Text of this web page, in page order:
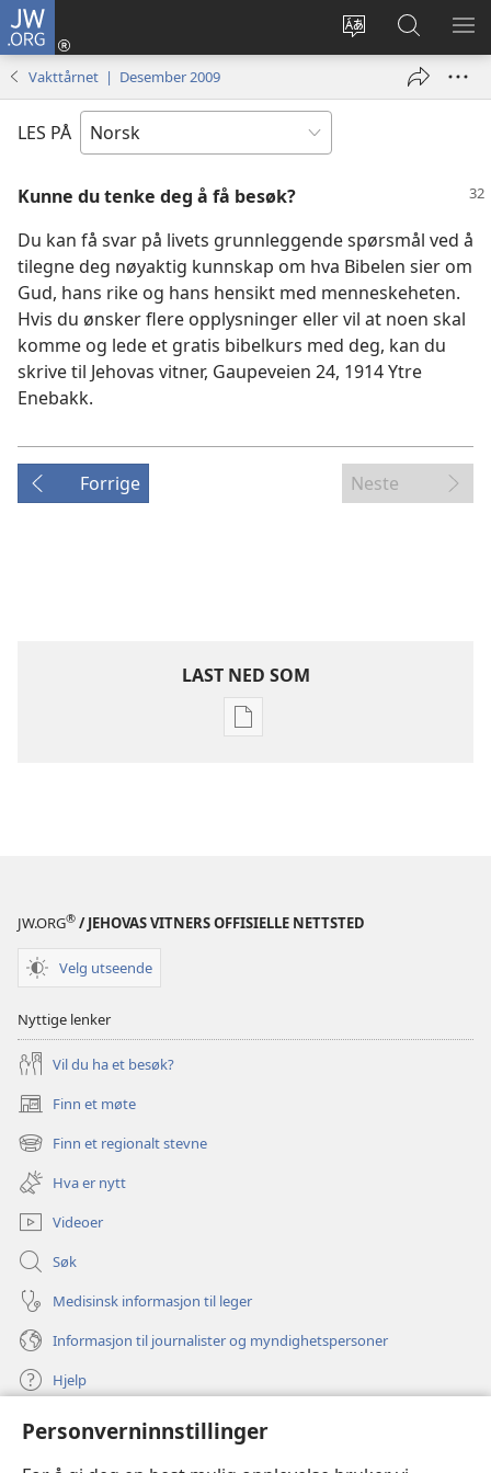
Personverninnstillinger
JW.ORG
Endre
Logg
inn
vindu)
Søk
på
JW.ORG
VIS
Vakttårnet | Desember 2009
LES PÅ
Kunne du tenke deg å få besøk?
Du kan få svar på livets grunnleggende spørsmål ved å
tilegne deg nøyaktig kunnskap om hva Bibelen sier om
Gud, hans rike og hans hensikt med menneskeheten.
Hvis du ønsker flere opplysninger eller vil at noen skal
komme og lede et gratis bibelkurs med deg, kan du
skrive til Jehovas vitner, Gaupeveien 24, 1914 Ytre
Enebakk.
Forrige Neste
LAST NED SOM
Nedlastingsalternativer
JW.ORG® / JEHOVAS VITNERS OFFISIELLE NETTSTED
Velg utseende
Nyttige lenker
Vil du ha et besøk?
Finn et møte
(åpner
nytt
vindu)
Finn et regionalt stevne
(åpner
nytt
vindu)
Hva er nytt
Videoer
Søk
Medisinsk informasjon til leger
Informasjon til journalister og myndighetspersoner
Hjelp
Bidrag
(åpner
nytt